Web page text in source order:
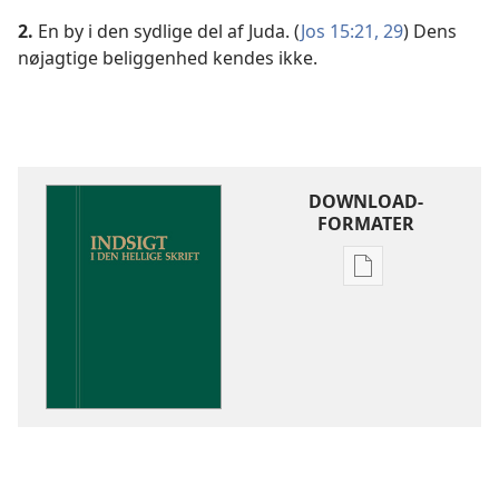
2. En by i den sydlige del af Juda. (Jos 15:21, 29) Dens
nøjagtige beliggenhed kendes ikke.
DOWNLOAD-
FORMATER
Indstillinger